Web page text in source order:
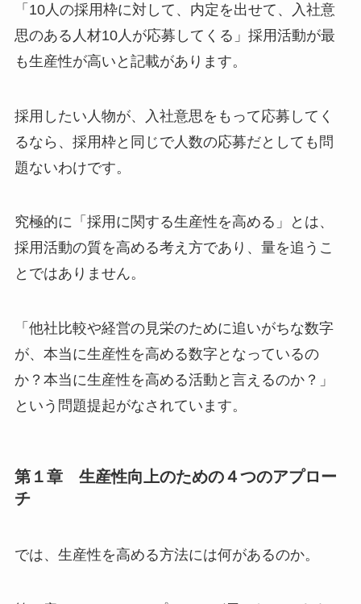
「10人の採用枠に対して、内定を出せて、入社意
思のある人材10人が応募してくる」採用活動が最
も生産性が高いと記載があります。
採用したい人物が、入社意思をもって応募してく
るなら、採用枠と同じで人数の応募だとしても問
題ないわけです。
究極的に「採用に関する生産性を高める」とは、
採用活動の質を高める考え方であり、量を追うこ
とではありません。
「他社比較や経営の見栄のために追いがちな数字
が、本当に生産性を高める数字となっているの
か？本当に生産性を高める活動と言えるのか？」
という問題提起がなされています。
第１章 生産性向上のための４つのアプロー
チ
では、生産性を高める方法には何があるのか。